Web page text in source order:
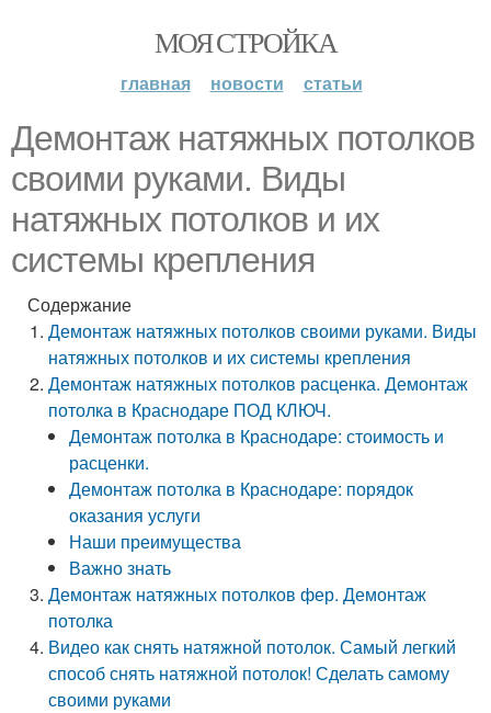
МОЯ СТРОЙКА
главная новости статьи
Демонтаж натяжных потолков
своими руками. Виды
натяжных потолков и их
системы крепления
Содержание
Демонтаж натяжных потолков своими руками. Виды
натяжных потолков и их системы крепления
Демонтаж натяжных потолков расценка. Демонтаж
потолка в Краснодаре ПОД КЛЮЧ.
Демонтаж потолка в Краснодаре: стоимость и
расценки.
Демонтаж потолка в Краснодаре: порядок
оказания услуги
Наши преимущества
Важно знать
Демонтаж натяжных потолков фер. Демонтаж
потолка
Видео как снять натяжной потолок. Самый легкий
способ снять натяжной потолок! Сделать самому
своими руками